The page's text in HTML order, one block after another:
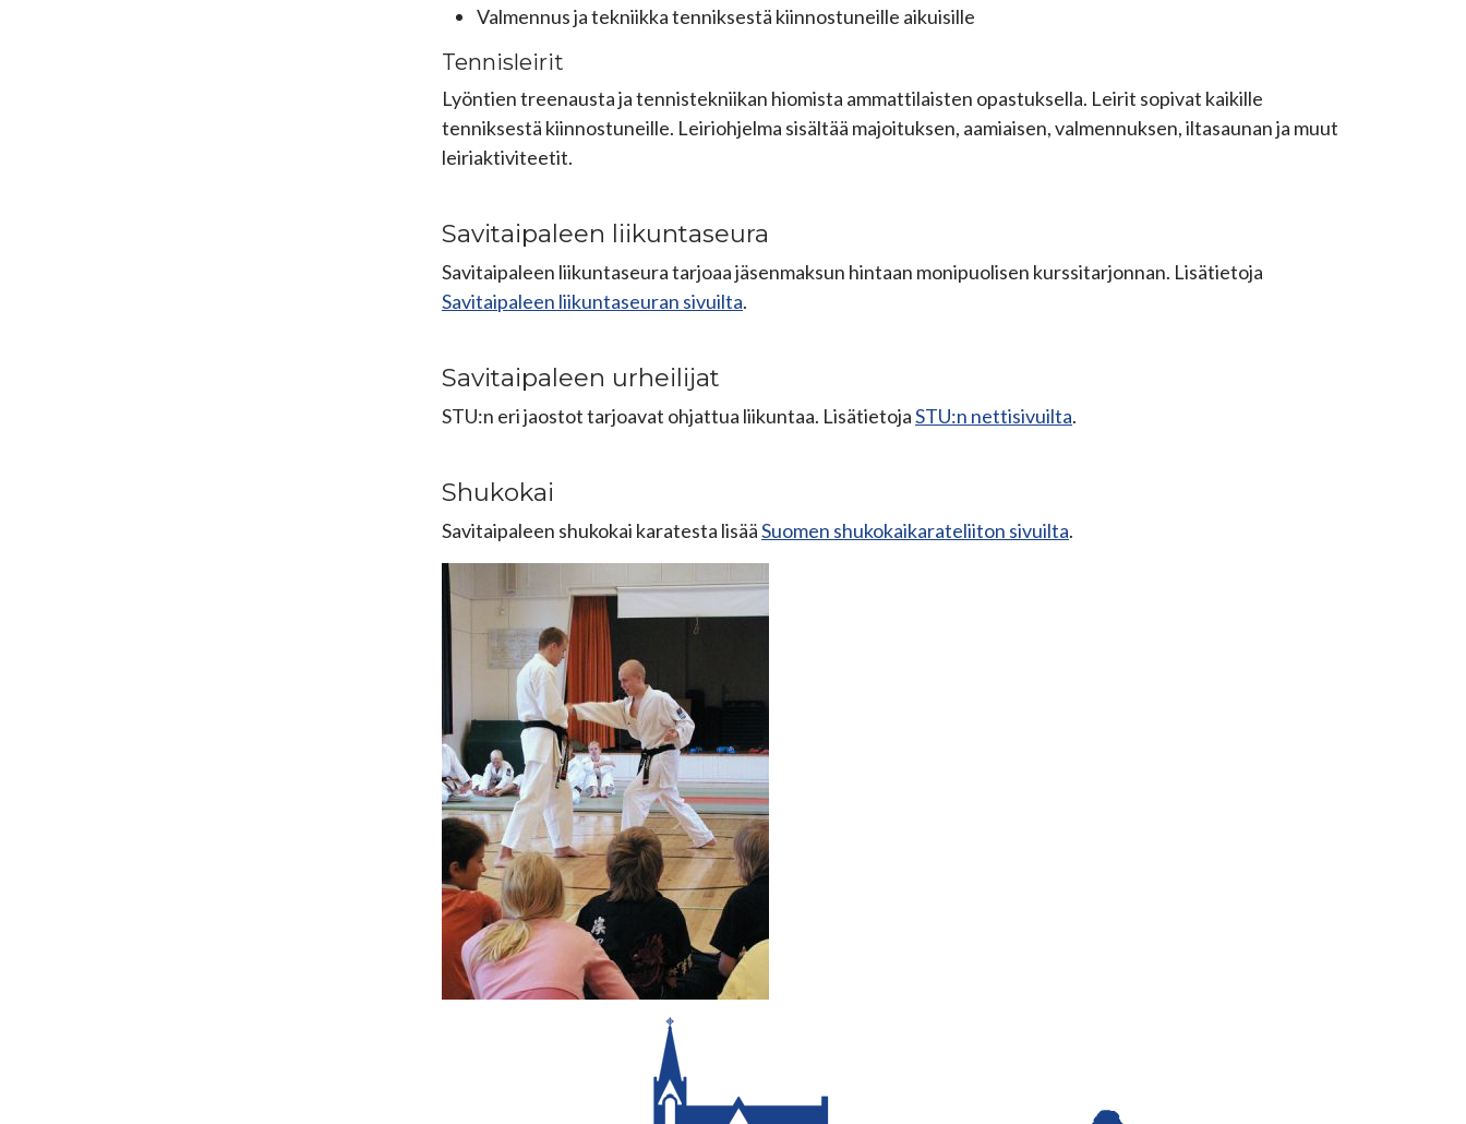
Valmennus ja tekniikka tenniksestä kiinnostuneille aikuisille
Tennisleirit
Lyöntien treenausta ja tennistekniikan hiomista ammattilaisten opastuksella. Leirit sopivat kaikille
tenniksestä kiinnostuneille. Leiriohjelma sisältää majoituksen, aamiaisen, valmennuksen, iltasaunan ja muut
leiriaktiviteetit.
Savitaipaleen liikuntaseura
Savitaipaleen liikuntaseura tarjoaa jäsenmaksun hintaan monipuolisen kurssitarjonnan. Lisätietoja
Savitaipaleen liikuntaseuran sivuilta.
Savitaipaleen urheilijat
STU:n eri jaostot tarjoavat ohjattua liikuntaa. LisätietojaSTU:n nettisivuilta.
Shukokai
Savitaipaleen shukokai karatesta lisääSuomen shukokaikarateliiton sivuilta.